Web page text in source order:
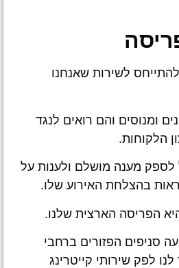
לשירות שאנחנו
ומנוסים והם רואים לנגד
הלקוחות.
לספק מענה מושלם ולענות על
בהצלחת האירוע שלו.
הפריסה הארצית שלנו.
סניפים הפזורים ברחבי
לפק שירותי קייטרינג